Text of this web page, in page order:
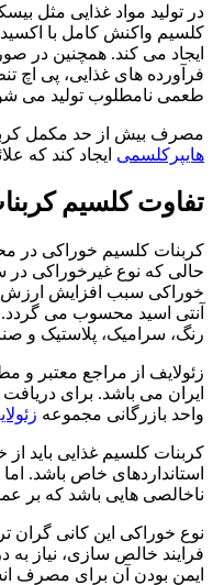
در تولید مواد غذایی مثل
کلسیم واکنش کامل با
ایجاد می کند. همچنین در
فرآورده های غذایی، پی اچ
طعمی نامطلوب تولید می
مصرف بیش از حد مکمل
هایپرکلسمی ایجاد کند که
تفاوت کلسیم
کربنات کلسیم خوراکی در
حالی که نوع غیرخوراکی در
خوراکی سبب افزایش ارزش
آنتی اسید محسوب می گردد.
رنگ، سرامیک، پلاستیک و
زئولایف از مراجع معتبر
ایران می باشد. برای
واحد بازرگانی مجموعه
کربنات کلسیم غذایی باید از
استانداردهای خاص باشد.
ناخالصی هایی باشد که بر
نوع خوراکی این کانی گران
فرایند خالص سازی، نیاز به
ایمن بودن آن برای مصرف